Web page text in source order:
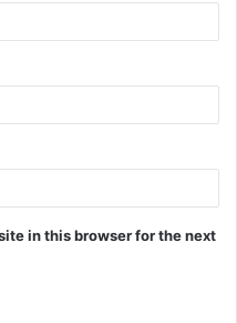
in this browser for the next